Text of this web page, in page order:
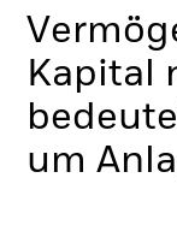
Kapital
um